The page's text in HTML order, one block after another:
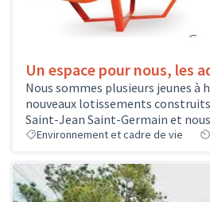
Un espace pour nous, les
Nous sommes plusieurs jeunes à
nouveaux lotissements
Saint-Jean Saint-Germain et
Environnement et cadre de vie